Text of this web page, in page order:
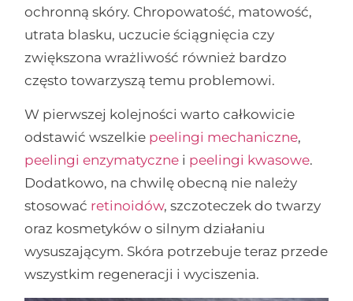
ochronną skóry. Chropowatość, matowość,
utrata blasku, uczucie ściągnięcia czy
zwiększona wrażliwość również bardzo
często towarzyszą temu problemowi.
W pierwszej kolejności warto całkowicie
odstawić wszelkie peelingi mechaniczne,
peelingi enzymatyczne i peelingi kwasowe.
Dodatkowo, na chwilę obecną nie należy
stosować retinoidów, szczoteczek do twarzy
oraz kosmetyków o silnym działaniu
wysuszającym. Skóra potrzebuje teraz przede
wszystkim regeneracji i wyciszenia.